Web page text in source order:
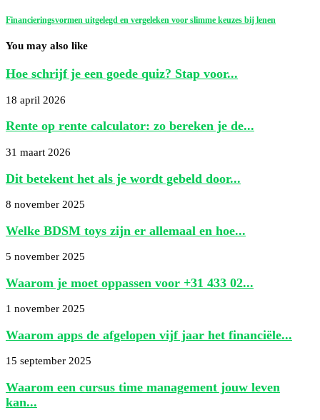
Financieringsvormen uitgelegd en vergeleken voor slimme keuzes bij lenen
You may also like
Hoe schrijf je een goede quiz? Stap voor...
18 april 2026
Rente op rente calculator: zo bereken je de...
31 maart 2026
Dit betekent het als je wordt gebeld door...
8 november 2025
Welke BDSM toys zijn er allemaal en hoe...
5 november 2025
Waarom je moet oppassen voor +31 433 02...
1 november 2025
Waarom apps de afgelopen vijf jaar het financiële...
15 september 2025
Waarom een cursus time management jouw leven
kan...